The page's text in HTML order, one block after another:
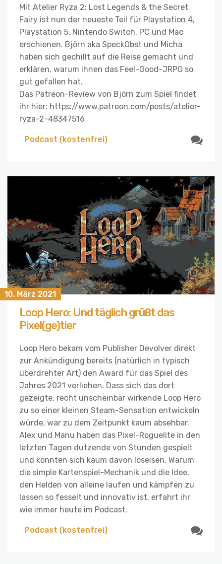
Mit Atelier Ryza 2: Lost Legends & the Secret
Fairy ist nun der neueste Teil für Playstation 4,
Playstation 5, Nintendo Switch, PC und Mac
erschienen. Björn aka SpeckObst und Micha
haben sich gechillt auf die Reise gemacht und
erklären, warum ihnen das Feel-Good-JRPG so
gut gefallen hat.
Das Patreon-Review von Björn zum Spiel findet
ihr hier: https://www.patreon.com/posts/atelier-
ryza-2-48347516
Podcast (kostenfrei)
10. März 2021
Loop Hero: Und täglich grüßt das
Pixel(ge)tier
Loop Hero bekam vom Publisher Devolver direkt
zur Ankündigung bereits (natürlich in typisch
überdrehter Art) den Award für das Spiel des
Jahres 2021 verliehen. Dass sich das dort
gezeigte, recht unscheinbar wirkende Loop Hero
zu so einer kleinen Steam-Sensation entwickeln
würde, war zu dem Zeitpunkt kaum absehbar.
Alex und Manu haben das Pixel-Roguelite in den
letzten Tagen dutzende von Stunden gespielt
und konnten sich kaum davon loseisen. Warum
die simple Kartenspiel-Mechanik und die Idee,
den Helden von alleine laufen und kämpfen zu
lassen so fesselt und innovativ ist, erfahrt ihr
wie immer heute im Podcast.
Podcast (kostenfrei)